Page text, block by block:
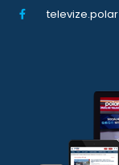
televize.polar